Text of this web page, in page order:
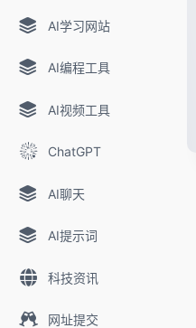
AI学习网站
AI编程工具
AI视频工具
ChatGPT
AI聊天
AI提示词
科技资讯
网址提交